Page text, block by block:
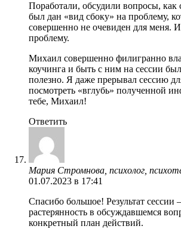
Поработали, обсудили вопросы, как
был дан «вид сбоку» на проблему,
совершенно не очевиден для меня.
проблему.
Михаил совершенно филигранно
коучинга и быть с ним на сессии
полезно. Я даже прерывал сессию
посмотреть «вглубь» полученной
тебе, Михаил!
Ответить
Мария Стромнова, психолог,
01.07.2023 в 17:41
Спасибо большое! Результат
растерянность в обсуждавшемся
конкретный план действий.